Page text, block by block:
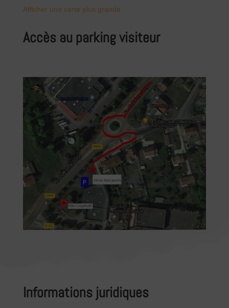
Afficher une carte plus grande
Accès au parking visiteur
Informations juridiques